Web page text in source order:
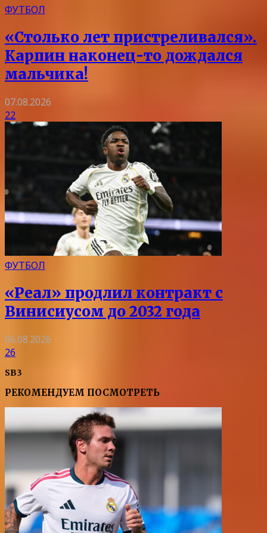
ФУТБОЛ
«Столько лет пристреливался».
Карпин наконец-то дождался
мальчика!
07.08.2026
22
ФУТБОЛ
«Реал» продлил контракт с
Винисиусом до 2032 года
06.08.2026
26
SB3
РЕКОМЕНДУЕМ ПОСМОТРЕТЬ